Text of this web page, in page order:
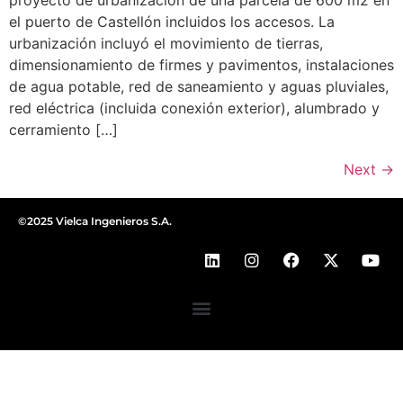
el puerto de Castellón incluidos los accesos. La
urbanización incluyó el movimiento de tierras,
dimensionamiento de firmes y pavimentos, instalaciones
de agua potable, red de saneamiento y aguas pluviales,
red eléctrica (incluida conexión exterior), alumbrado y
cerramiento […]
Next →
©2025 Vielca Ingenieros S.A.